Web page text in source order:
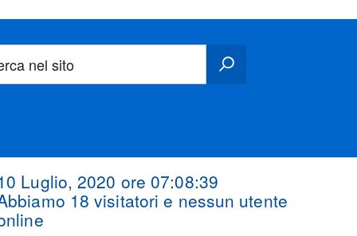
nel sito
Luglio, 2020 ore 07:08:40
18 visitatori e nessun utente